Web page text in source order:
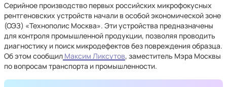
Серийное производство первых российских микрофокусных
рентгеновских устройств начали в особой экономической зоне
(ОЭЗ) «Технополис Москва». Эти устройства предназначены
для контроля промышленной продукции, позволяя проводить
диагностику и поиск микродефектов без повреждения образца.
Об этом сообщил Максим Ликсутов, заместитель Мэра Москвы
по вопросам транспорта и промышленности.